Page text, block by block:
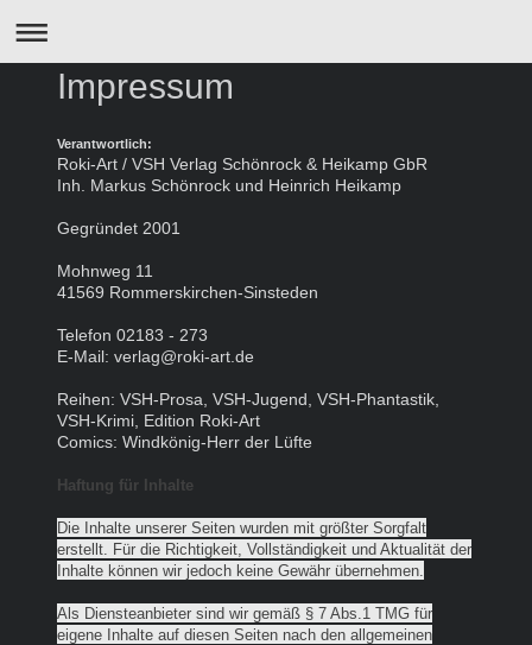
Impressum
Verantwortlich:
Roki-Art / VSH Verlag Schönrock & Heikamp GbR
Inh. Markus Schönrock und Heinrich Heikamp
Gegründet 2001
Mohnweg 11
41569 Rommerskirchen-Sinsteden
Telefon 02183 - 273
E-Mail: verlag@roki-art.de
Reihen: VSH-Prosa, VSH-Jugend, VSH-Phantastik,
VSH-Krimi, Edition Roki-Art
Comics: Windkönig-Herr der Lüfte
Haftung für Inhalte
Die Inhalte unserer Seiten wurden mit größter Sorgfalt
erstellt. Für die Richtigkeit, Vollständigkeit und Aktualität der
Inhalte können wir jedoch keine Gewähr übernehmen.
Als Diensteanbieter sind wir gemäß § 7 Abs.1 TMG für
eigene Inhalte auf diesen Seiten nach den allgemeinen